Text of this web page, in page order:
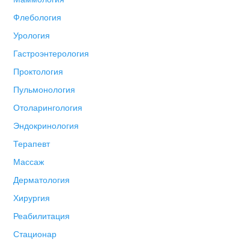
Флебология
Урология
Гастроэнтерология
Проктология
Пульмонология
Отоларингология
Эндокринология
Терапевт
Массаж
Дерматология
Хирургия
Реабилитация
Стационар